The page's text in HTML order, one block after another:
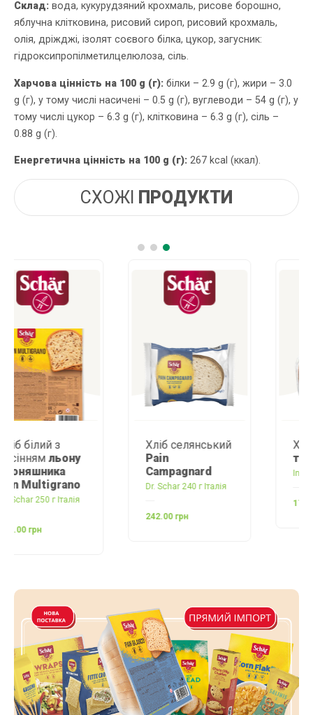
Склад: вода, кукурудзяний крохмаль, рисове борошно,
яблучна клітковина, рисовий сироп, рисовий крохмаль,
олія, дріжджі, ізолят соєвого білка, цукор, загусник:
гідроксипропілметилцелюлоза, сіль.
Харчова цінність на 100 g (г): білки – 2.9 g (г), жири – 3.0
g (г), у тому числі насичені – 0.5 g (г), вуглеводи – 54 g (г), у
тому числі цукор – 6.3 g (г), клітковина – 6.3 g (г), сіль –
0.88 g (г).
Енергетична цінність на 100 g (г): 267 kcal (ккал).
СХОЖІ ПРОДУКТИ
Хліб селянський
Pain
Campagnard
Dr. Schar 240 г Італія
Хліббілий
Incola 200 г Польща